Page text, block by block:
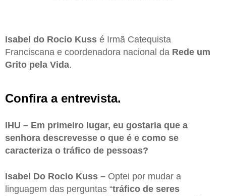
Isabel do Rocio Kuss é Irmã Catequista
Franciscana e coordenadora nacional da Rede um
Grito pela Vida.
Confira a entrevista.
IHU – Em primeiro lugar, eu gostaria que a
senhora descrevesse o que é e como se
caracteriza o tráfico de pessoas?
Isabel Do Rocio Kuss – Optei por mudar a
linguagem das perguntas “tráfico de seres